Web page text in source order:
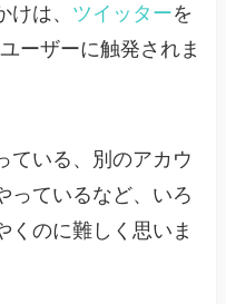
は、 ツイッターを
ーザーに触発されま
ている、別のアカウ
っているなど、いろ
くのに難しく思いま